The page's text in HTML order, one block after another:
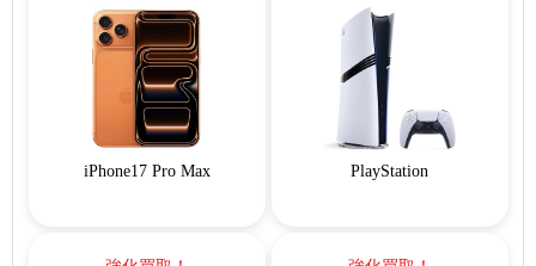
iPhone17 Pro Max PlayStation